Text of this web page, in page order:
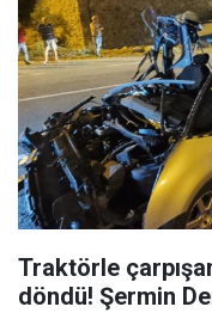
Traktörle
döndü! Şermin